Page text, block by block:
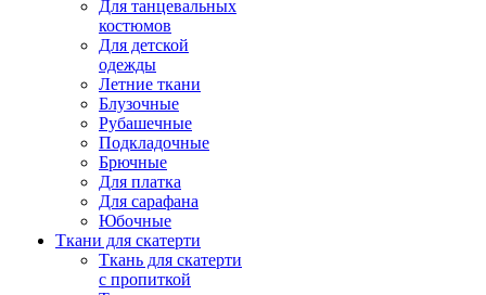
Для танцевальных
костюмов
Для детской
одежды
Летние ткани
Блузочные
Рубашечные
Подкладочные
Брючные
Для платка
Для сарафана
Юбочные
Ткани для скатерти
Ткань для скатерти
с пропиткой